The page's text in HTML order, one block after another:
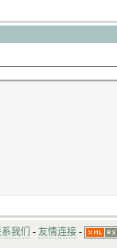
我们 - 友情连接 -